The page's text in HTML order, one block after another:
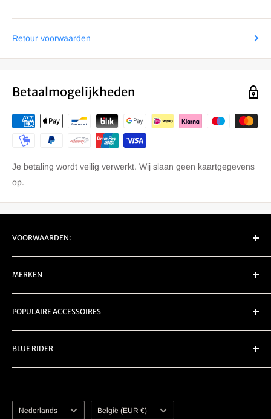
Retour voorwaarden
Betaalmogelijkheden
Je betaling wordt veilig verwerkt. Wij slaan geen kaartgegevens
op.
VOORWAARDEN:
EU Retour/ Garantie
Privacy
Verzenden
Servicevoorwaarden
MERKEN
Carpe Iter
Chigee
Denali
DMD
Rubbatech
Touratech
POPULAIRE ACCESSOIRES
Bescherming
Led knipperlichten
Logo knipperlichten
Tanktas
BLUE RIDER
EORI:NL7649520146
TaalNederlands
Land
België (EUR €)